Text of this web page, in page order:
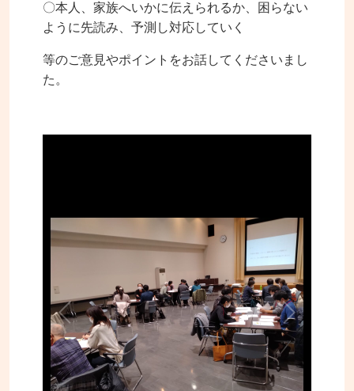
〇本人、家族へいかに伝えられるか、困らない
ように先読み、予測し対応していく
等のご意見やポイントをお話してくださいまし
た。